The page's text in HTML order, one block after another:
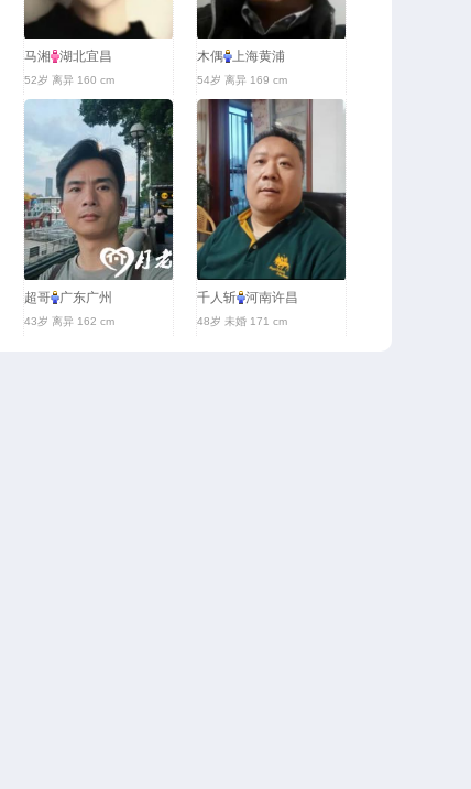
马湘 湖北宜昌
52岁 离异 160 cm
木偶 上海黄浦
54岁 离异 169 cm
超哥 广东广州
43岁 离异 162 cm
千人斩 河南许昌
48岁 未婚 171 cm